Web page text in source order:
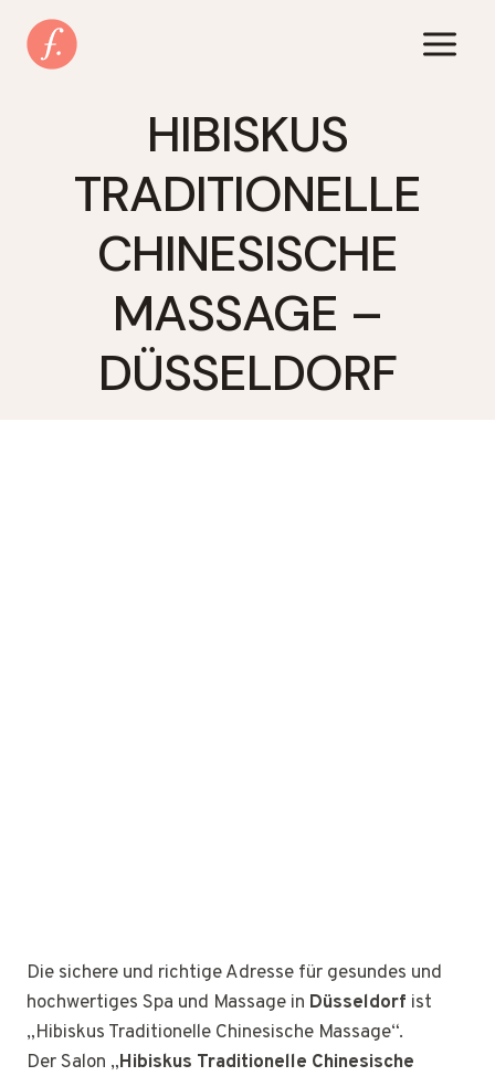
Inhalt
springen
HIBISKUS
TRADITIONELLE
CHINESISCHE
MASSAGE –
DÜSSELDORF
Die sichere und richtige Adresse für gesundes und
hochwertiges Spa und Massage in Düsseldorf ist
„Hibiskus Traditionelle Chinesische Massage“.
Der Salon „Hibiskus Traditionelle Chinesische